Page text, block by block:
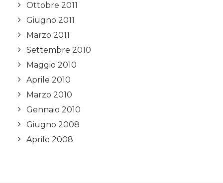
Ottobre 2011
Giugno 2011
Marzo 2011
Settembre 2010
Maggio 2010
Aprile 2010
Marzo 2010
Gennaio 2010
Giugno 2008
Aprile 2008